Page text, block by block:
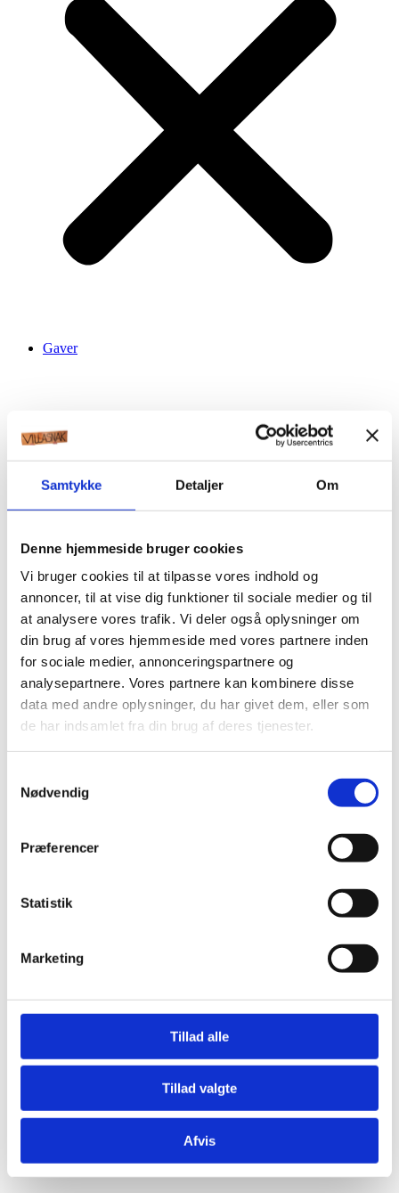
Samtykke Detaljer Om
Denne hjemmeside bruger cookies
Vi bruger cookies til at tilpasse vores indhold og
annoncer, til at vise dig funktioner til sociale medier og til
at analysere vores trafik. Vi deler også oplysninger om
din brug af vores hjemmeside med vores partnere inden
for sociale medier, annonceringspartnere og
analysepartnere. Vores partnere kan kombinere disse
data med andre oplysninger, du har givet dem, eller som
de har indsamlet fra din brug af deres tjenester.
Nødvendig
Præferencer
Statistik
Marketing
Tillad alle
Tillad valgte
Afvis
Gaver
Krystaller